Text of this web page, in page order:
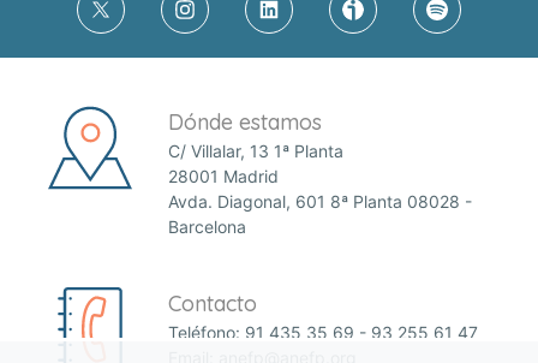
Dónde estamos
C/ Villalar, 13 1ª Planta
28001 Madrid
Avda. Diagonal, 601 8ª Planta 08028 -
Barcelona
Contacto
Teléfono: 91 435 35 69 - 93 255 61 47